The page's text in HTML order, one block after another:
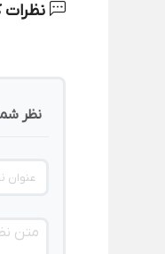
نظرات
نظر